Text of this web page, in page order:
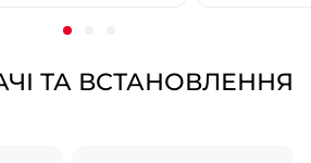
ТА ВСТАНОВЛЕННЯ